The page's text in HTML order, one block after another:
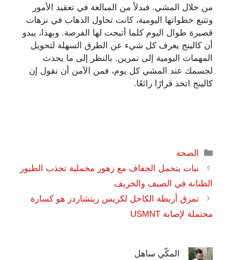
من خلال المشي. فبدلاً من المبالغة في تعقيد الأمور
وتتبع خطواتها اليومية، كانت تحاول الذهاب في نزهات
قصيرة طوال اليوم كلما أتيحت لها الفرصة. وبهذا، يبدو
أن كالينج يعرف كل شيء عن الطرق السهلة لتحويل
المهمات اليومية إلى تمرين. بالنظر إلى ما يحدث
لجسمك عند المشي كل يوم، فمن الآمن أن نقول إن
كالينج اتخذ قرارًا رائعًا.
التصنيفات
الصحة
نبات يتحمل الجفاف مع زهور مخملية تجذب الطيور
الطنانة في الصيف والخريف
تمزق أربطة الكاحل لكريس ريتشاردز هو كسارة
محتملة لإصابة USMNT
المكّي ساهل